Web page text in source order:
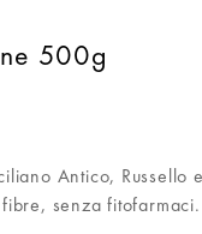
500g
Antico,
senza fitofarmaci.